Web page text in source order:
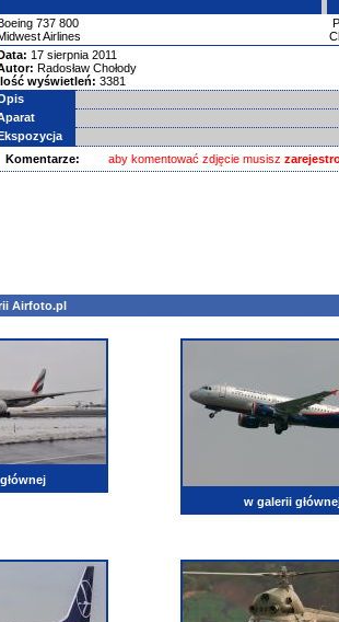
737 800
Airlines
17 sierpnia 2011
Radosław Chołody
wyświetleń: 3381
Komentarze:
aby komentować zdjęcie musisz
Airfoto.pl
w galerii